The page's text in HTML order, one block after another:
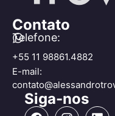
Contato
Telefone:
+55 11 98861.4882
E-mail:
Siga-nos